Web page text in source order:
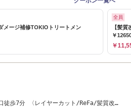
メージ補修TOKIOトリートメン
全員
【髪
￥
￥
徒歩7分 〈レイヤーカット/ReFa/髪質改